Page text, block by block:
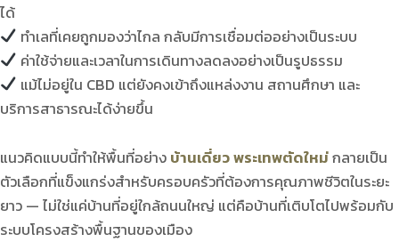
ได้
ทำเลที่เคยถูกมองว่าไกล กลับมีการเชื่อมต่ออย่างเป็นระบบ
ค่าใช้จ่ายและเวลาในการเดินทางลดลงอย่างเป็นรูปธรรม
แม้ไม่อยู่ใน CBD แต่ยังคงเข้าถึงแหล่งงาน สถานศึกษา และ
บริการสาธารณะได้ง่ายขึ้น
แนวคิดแบบนี้ทำให้พื้นที่อย่าง บ้านเดี่ยว พระเทพตัดใหม่กลายเป็น
ตัวเลือกที่แข็งแกร่งสำหรับครอบครัวที่ต้องการคุณภาพชีวิตในระยะ
ยาว — ไม่ใช่แค่บ้านที่อยู่ใกล้ถนนใหญ่ แต่คือบ้านที่เติบโตไปพร้อมกับ
ระบบโครงสร้างพื้นฐานของเมือง